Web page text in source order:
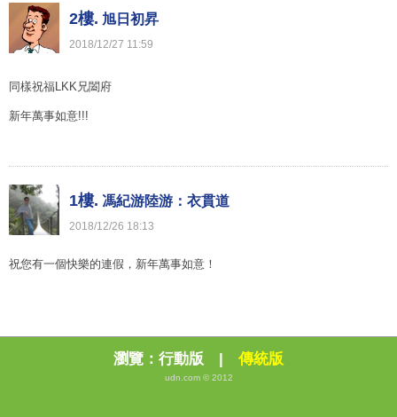
2樓. 旭日初昇
2018/12/27 11:59
同樣祝福LKK兄闔府
新年萬事如意!!!
1樓. 馮紀游陸游：衣貫道
2018/12/26 18:13
祝您有一個快樂的連假，新年萬事如意！
瀏覽： 行動版 | 傳統版
udn.com © 2012